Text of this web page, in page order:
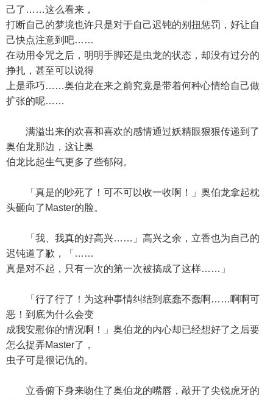
己了……这么看来，
打断自己的梦境也许只是对于自己迟钝的别扭惩罚，好让自
己快点注意到吧……
在动用令咒之后，明明手脚还是虫龙的状态，却没有过分的
挣扎，甚至可以说得
上是乖巧……奥伯龙在来之前究竟是带着何种心情给自己做
扩张的呢……
满溢出来的欢喜和喜欢的感情通过妖精眼狠狠传递到了
奥伯龙那边，这让奥
伯龙比起生气更多了些郁闷。
「真是的吵死了！可不可以收一收啊！」奥伯龙拿起枕
头砸向了Master的脸。
「我、我真的好高兴……」高兴之余，立香也为自己的
迟钝道了歉，「……
真是对不起，只有一次的第一次被搞成了这样……」
「行了行了！为这种事情纠结到底蠢不蠢啊……啊啊可
恶！到底为什么会变
成我安慰你的情况啊！」奥伯龙的内心却已经想好了之后要
怎么捉弄Master了，
虫子可是很记仇的。
立香俯下身来吻住了奥伯龙的嘴唇，敲开了尖锐虎牙的